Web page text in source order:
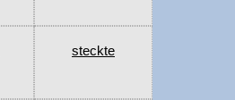
steckte